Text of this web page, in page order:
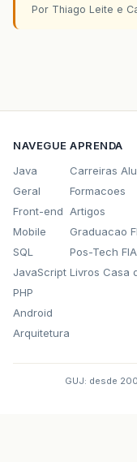
Por Thiago Leite e
NAVEGUE
Java
Geral
Front-end
Mobile
SQL
JavaScript
PHP
Android
Arquitetura
APRENDA
Carreiras
Formacoes
Artigos
Graduacao
Pos-Tech
Livros Casa
GUJ: desde